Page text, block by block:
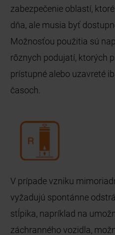
zabezpečenie oblastí,
dňa, ale musia byť
Možnosťou použitia sú
rôznych podujatí, ktorých
prístupné alebo uzavreté
časoch.
V prípade vzniku
vyžadujú spontánne
stĺpika, napríklad na
záchranného vozidla,